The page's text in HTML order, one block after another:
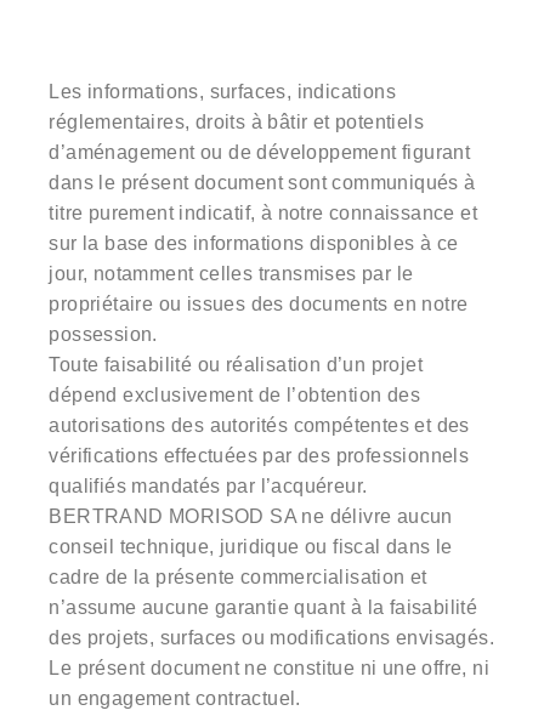
Les informations, surfaces, indications
réglementaires, droits à bâtir et potentiels
d’aménagement ou de développement figurant
dans le présent document sont communiqués à
titre purement indicatif, à notre connaissance et
sur la base des informations disponibles à ce
jour, notamment celles transmises par le
propriétaire ou issues des documents en notre
possession.
Toute faisabilité ou réalisation d’un projet
dépend exclusivement de l’obtention des
autorisations des autorités compétentes et des
vérifications effectuées par des professionnels
qualifiés mandatés par l’acquéreur.
BERTRAND MORISOD SA ne délivre aucun
conseil technique, juridique ou fiscal dans le
cadre de la présente commercialisation et
n’assume aucune garantie quant à la faisabilité
des projets, surfaces ou modifications envisagés.
Le présent document ne constitue ni une offre, ni
un engagement contractuel.